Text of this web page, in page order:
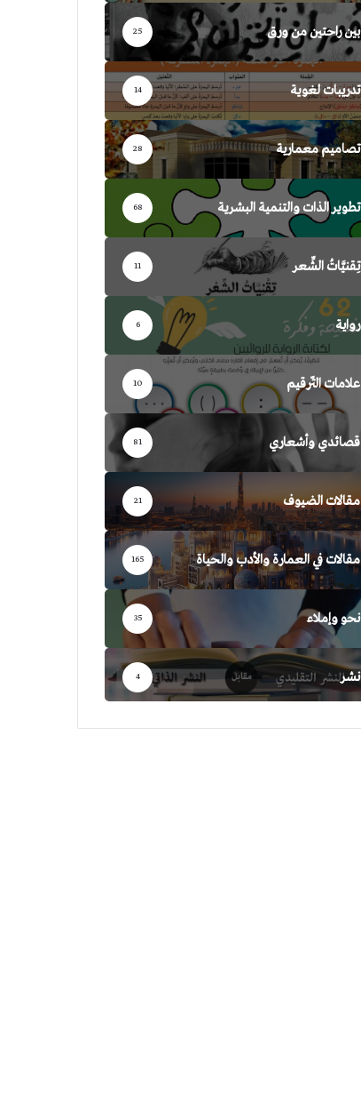
بين راحتين من ورق 25
تدريبات لغوية 14
تصاميم معمارية 28
تطوير الذات والتنمية البشرية 68
تِقنيَّاتُ الشِّعر 11
رواية 6
علامات التّرقيم 10
قصائدي وأشعاري 81
مقالات الضيوف 21
مقالات في العمارة والأدب والحياة 165
نحو وإملاء 35
نشر 4